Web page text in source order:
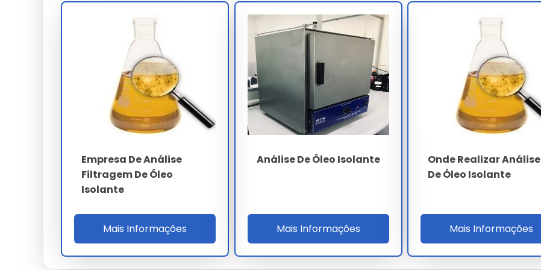
acima de 230 kV), teor de água por Karl Fischer coulométrico (NBR 10710 - inferior a 25 ppm), fator de
perdas dielétricas tan-delta a 90 ºC (inferior a 0.10) e tensão interfacial (superior a 30 mN/m).
A cromatografia gasosa dissolvida (DGA) identifica os 7 gases-chave (H2 - CH4 - C2H6 - C2H4 -
C2H2 - CO - CO2) com limite de detecção inferior a 1 ppm e aplica os critérios de Duval, Rogers e IEC
60599 para diagnóstico de falhas térmicas (T1/T2/T3) acima de 300 ºC, descargas parciais (PD) e
descargas de arco (D1/D2), antecipando falhas catastróficas em até 18 meses.
PARÂMETRO ESPECIFICAÇÃO
Teor de água
inferior a 25 ppm (Karl Fischer)
Tensão interfacial
superior a 30 mN/m
DBPC
0.08 a 0.40% m/m (HPLC)
Empresa De Análise
Filtragem De Óleo
Isolante
Mais Informações
Análise De Óleo Isolante
Mais Informações
Onde Realizar Análise
De Óleo Isolante
Mais Informações